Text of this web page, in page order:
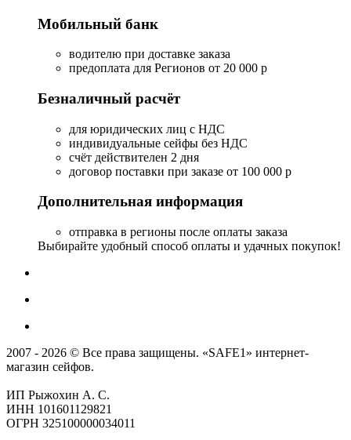
Мобильный банк
водителю при доставке заказа
предоплата для Регионов от 20 000 р
Безналичный расчёт
для юридических лиц с НДС
индивидуальные сейфы без НДС
счёт действителен 2 дня
договор поставки при заказе от 100 000 р
Дополнительная информация
отправка в регионы после оплаты заказа
Выбирайте удобный способ оплаты и удачных покупок!
2007 - 2026 © Все права защищены. «SAFE1» интернет-
магазин сейфов.
ИП Рыжохин А. С.
ИНН 101601129821
ОГРН 325100000034011